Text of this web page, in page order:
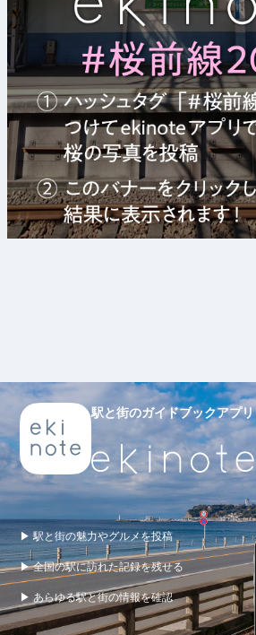
駅と街のガイドブックアプリ
▶ 駅と街の魅力やグルメを投稿
▶ 全国の駅に訪れた記録を残せる
▶ あらゆる駅と街の情報を確認